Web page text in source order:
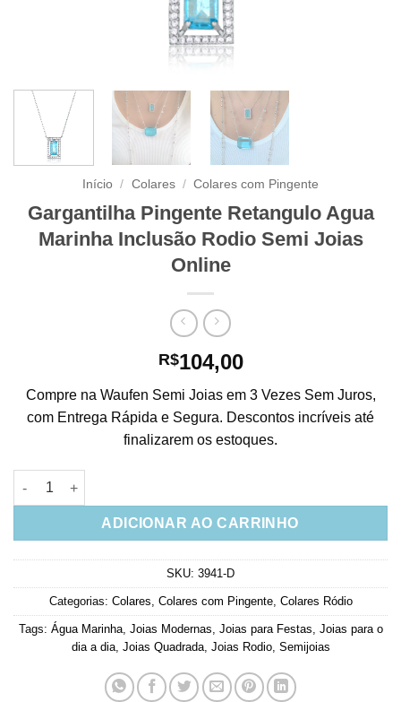
Início / Colares / Colares com Pingente
Gargantilha Pingente Retangulo Agua
Marinha Inclusão Rodio Semi Joias
Online
R$104,00
Compre na Waufen Semi Joias em 3 Vezes Sem Juros,
com Entrega Rápida e Segura. Descontos incríveis até
finalizarem os estoques.
Gargantilha Pingente Retangulo Agua Marinha Inclusão
ADICIONAR AO CARRINHO
SKU: 3941-D
Categorias: Colares, Colares com Pingente, Colares Ródio
Tags: Água Marinha, Joias Modernas, Joias para Festas, Joias para o
dia a dia, Joias Quadrada, Joias Rodio, Semijoias